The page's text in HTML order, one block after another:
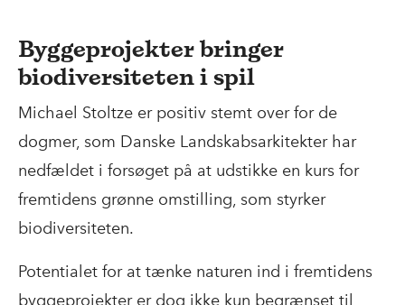
Byggeprojekter bringer
biodiversiteten i spil
Michael Stoltze er positiv stemt over for de
dogmer, som Danske Landskabsarkitekter har
nedfældet i forsøget på at udstikke en kurs for
fremtidens grønne omstilling, som styrker
biodiversiteten.
Potentialet for at tænke naturen ind i fremtidens
byggeprojekter er dog ikke kun begrænset til